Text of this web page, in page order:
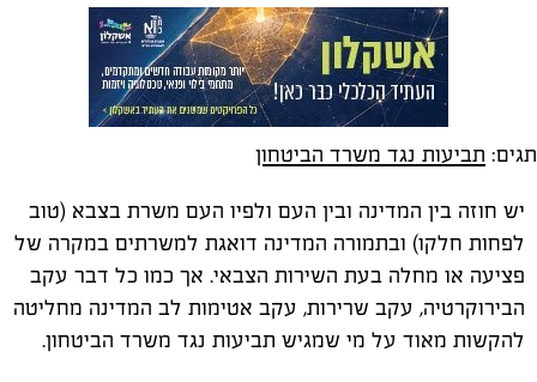
תגים: תביעות נגד משרד הביטחון
יש חוזה בין המדינה ובין העם ולפיו העם משרת בצבא (טוב
לפחות חלקו) ובתמורה המדינה דואגת למשרתים במקרה של
פציעה או מחלה בעת השירות הצבאי. אך כמו כל דבר עקב
הבירוקרטיה, עקב שרירות, עקב אטימות לב המדינה מחליטה
להקשות מאוד על מי שמגיש תביעות נגד משרד הביטחון.